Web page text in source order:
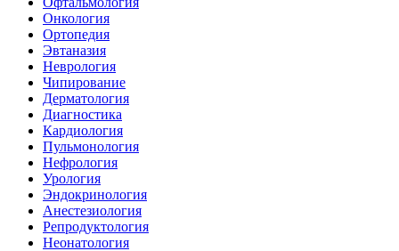
Онкология
Ортопедия
Эвтаназия
Неврология
Чипирование
Дерматология
Диагностика
Кардиология
Пульмонология
Нефрология
Урология
Эндокринология
Анестезиология
Репродуктология
Неонатология